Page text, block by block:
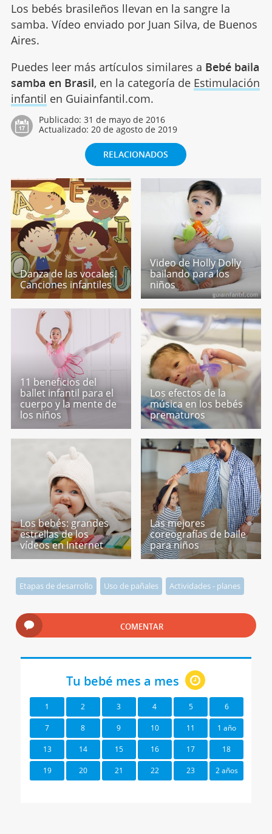
Los bebés brasileños llevan en la sangre la
samba. Vídeo enviado por Juan Silva, de Buenos
Aires.
Puedes leer más artículos similares a Bebé baila
samba en Brasil, en la categoría de Estimulación
infantil en Guiainfantil.com.
Publicado: 31 de mayo de 2016
Actualizado: 20 de agosto de 2019
RELACIONADOS
Danza de las vocales.
Canciones infantiles
Video de Holly Dolly
bailando para los
niños
11 beneficios del
ballet infantil para el
cuerpo y la mente de
los niños
Los efectos de la
música en los bebés
prematuros
Los bebés: grandes
estrellas de los
vídeos en Internet
Las mejores
coreografías de baile
para niños
Etapas de desarrollo Uso de pañales Actividades - planes
COMENTAR
Tu bebé mes a mes
1 2 3 4 5 6
7 8 9 10 11 1 año
13 14 15 16 17 18
19 20 21 22 23 2 años